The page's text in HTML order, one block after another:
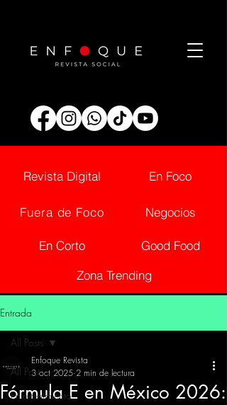
Revista Digital
Fuera de Foco
En Corto
En Foco
Negocios
Good Food
Zona Trending
Entrada
All Posts
Entretenimiento
All Posts
Fórmula E en México 2026:
Enfoque Revista
3 oct 2025 2 min de lectura